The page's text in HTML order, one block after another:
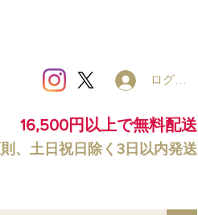
ログイン
16,500円以上で無料配送
、土日祝日除く3日以内発送